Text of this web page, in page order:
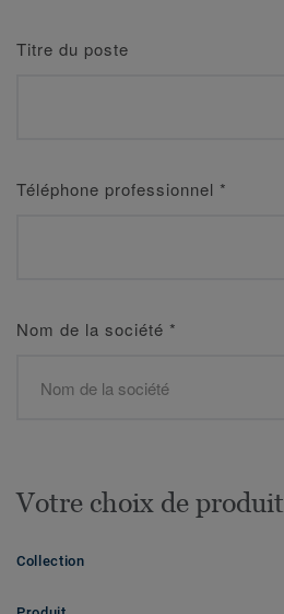
Titre du poste
Téléphone professionnel *
Nom de la société *
Votre choix de produit
Collection